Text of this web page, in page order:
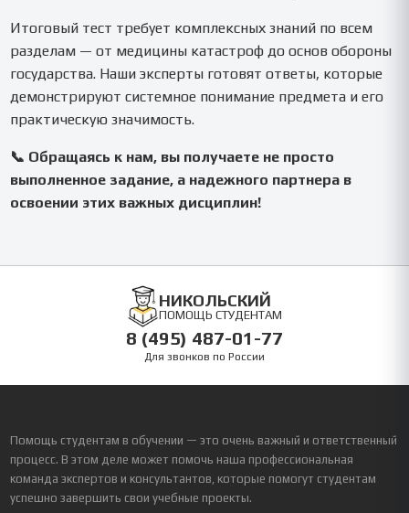
Итоговый тест требует комплексных знаний по всем
разделам — от медицины катастроф до основ обороны
государства. Наши эксперты готовят ответы, которые
демонстрируют системное понимание предмета и его
практическую значимость.
📞 Обращаясь к нам, вы получаете не просто
выполненное задание, а надежного партнера в
освоении этих важных дисциплин!
НИКОЛЬСКИЙ
ПОМОЩЬ СТУДЕНТАМ
8 (495) 487-01-77
Для звонков по России
Помощь студентам в обучении — это очень важный и ответственный
процесс. В этом деле может помочь наша профессиональная
команда экспертов и консультантов, которые помогут студентам
успешно завершить свои учебные проекты.